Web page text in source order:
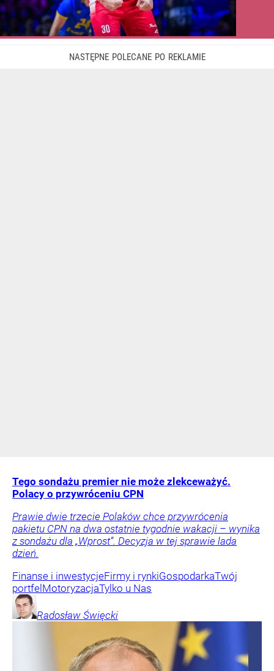
Tego sondażu premier nie może zlekceważyć.
Polacy o przywróceniu CPN
Prawie dwie trzecie Polaków chce przywrócenia
pakietu CPN na dwa ostatnie tygodnie wakacji – wynika
z sondażu dla „Wprost”. Decyzja w tej sprawie lada
dzień.
Finanse i inwestycjeFirmy i rynkiGospodarkaTwój
portfel MotoryzacjaTylko u Nas
Radosław Święcki